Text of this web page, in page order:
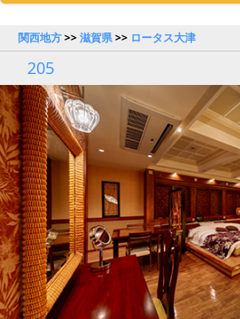
関西地方>>滋賀県>> ロータス大津
205